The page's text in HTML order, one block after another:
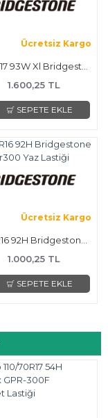
Ücretsiz Kargo
1.600,25 TL
SEPETE EKLE
Ücretsiz Kargo
1.000,25 TL
SEPETE EKLE